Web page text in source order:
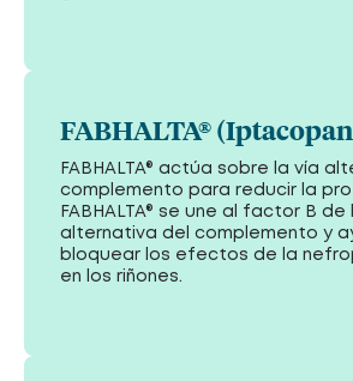
FABHALTA®
FABHALTA® actúa sobre la vía
complemento para reducir la
FABHALTA® se une al factor B de
alternativa del complemento y
bloquear los efectos de la
en los riñones.